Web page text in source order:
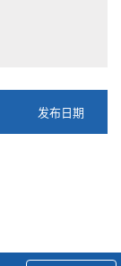
发布日期